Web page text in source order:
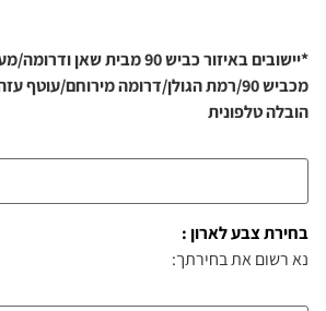
*יישובים באיזור כביש 90 מבית
מכביש 90/רמת הגולן/דרומה מירוחם/
הובלה טלפונית
בחירת צבע לארון :
נא רשום את בחירתך: